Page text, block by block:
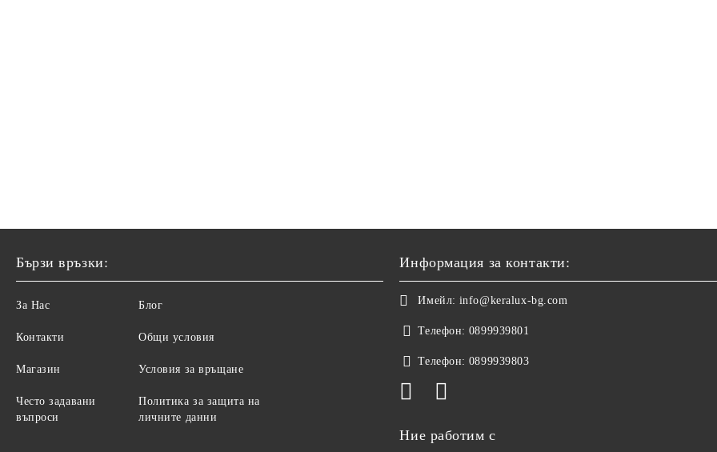
Бързи връзки:
За Нас
Контакти
Магазин
Често задавани
въпроси
Блог
Общи условия
Условия за връщане
Политика за защита на
личните данни
Информация за контакти:
Имейл: info@keralux-bg.com
Телефон: 0899939801
Телефон: 0899939803
Ние работим с